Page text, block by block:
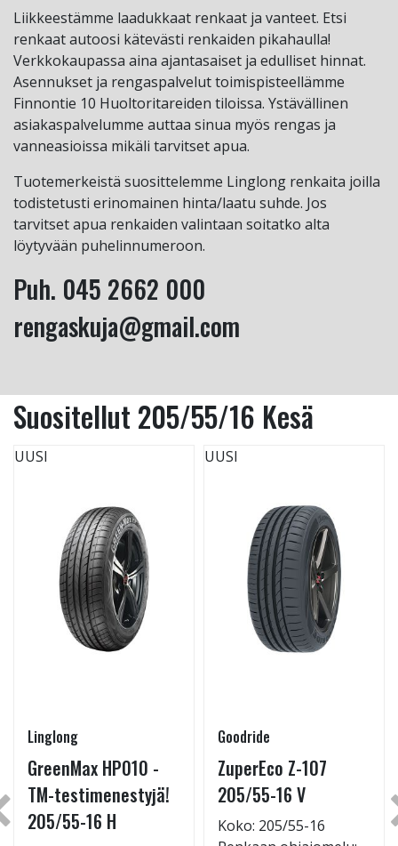
Liikkeestämme laadukkaat renkaat ja vanteet. Etsi
renkaat autoosi kätevästi renkaiden pikahaulla!
Verkkokaupassa aina ajantasaiset ja edulliset hinnat.
Asennukset ja rengaspalvelut toimispisteellämme
Finnontie 10 Huoltoritareiden tiloissa. Ystävällinen
asiakaspalvelumme auttaa sinua myös rengas ja
vanneasioissa mikäli tarvitset apua.
Tuotemerkeistä suosittelemme Linglong renkaita joilla
todistetusti erinomainen hinta/laatu suhde. Jos
tarvitset apua renkaiden valintaan soitatko alta
löytyvään puhelinnumeroon.
Puh. 045 2662 000
rengaskuja@gmail.com
Suositellut 205/55/16 Kesä
UUSI
Linglong
GreenMax HP010 -
TM-testimenestyjä!
205/55-16 H
UUSI
Goodride
ZuperEco Z-107
205/55-16 V
Koko: 205/55-16